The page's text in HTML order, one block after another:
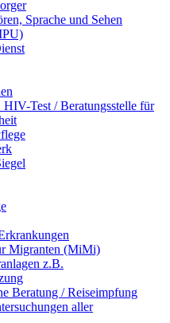
Sprache und Sehen
Test / Beratungsstelle für
Migranten (MiMi)
z.B.
Beratung / Reiseimpfung
aller